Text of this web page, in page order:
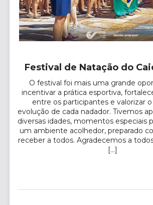
Festival de Natação do
O festival foi mais uma grande
incentivar a prática esportiva,
entre os participantes e valorizar
evolução de cada nadador. Tivemos
diversas idades, momentos especiais
um ambiente acolhedor, preparado
receber a todos. Agradecemos a
[…]